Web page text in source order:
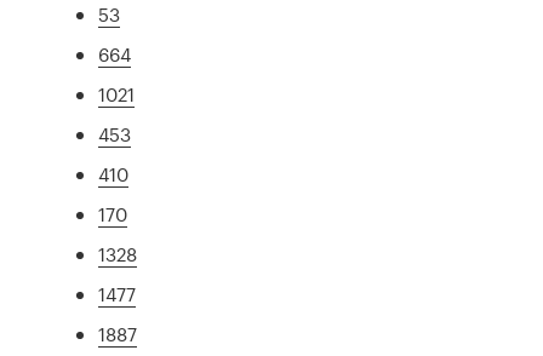
53
664
1021
453
410
170
1328
1477
1887